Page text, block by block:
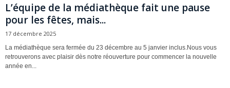
L’équipe de la médiathèque fait une pause
pour les fêtes, mais...
17 décembre 2025
La médiathèque sera fermée du 23 décembre au 5 janvier inclus.Nous vous
retrouverons avec plaisir dès notre réouverture pour commencer la nouvelle
année en...